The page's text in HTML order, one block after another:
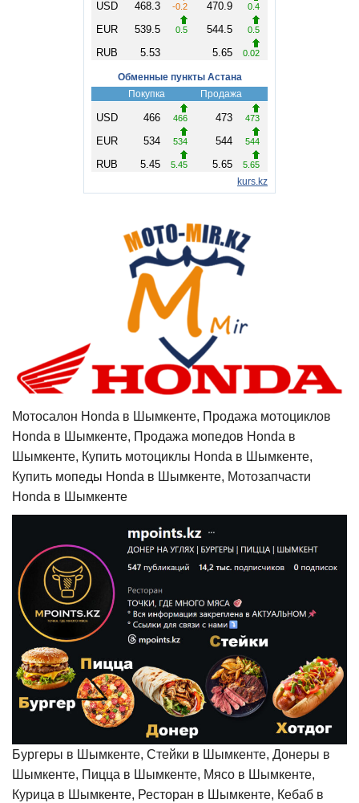
Мотосалон Honda в Шымкенте, Продажа мотоциклов
Honda в Шымкенте, Продажа мопедов Honda в
Шымкенте, Купить мотоциклы Honda в Шымкенте,
Купить мопеды Honda в Шымкенте, Мотозапчасти
Honda в Шымкенте
Бургеры в Шымкенте, Стейки в Шымкенте, Донеры в
Шымкенте, Пицца в Шымкенте, Мясо в Шымкенте,
Курица в Шымкенте, Ресторан в Шымкенте, Кебаб в